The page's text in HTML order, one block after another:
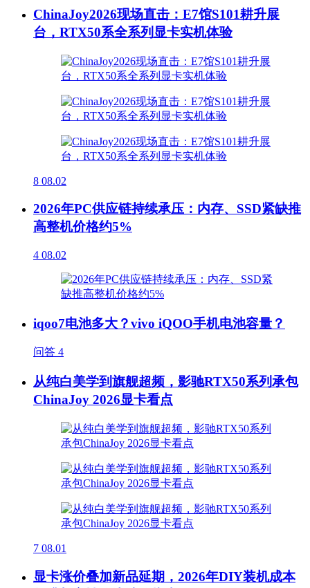
ChinaJoy2026现场直击：E7馆S101耕升展
台，RTX50系全系列显卡实机体验
8 08.02
2026年PC供应链持续承压：内存、SSD紧缺推
高整机价格约5%
4 08.02
iqoo7电池多大？vivo iQOO手机电池容量？
问答 4
从纯白美学到旗舰超频，影驰RTX50系列承包
ChinaJoy 2026显卡看点
7 08.01
显卡涨价叠加新品延期，2026年DIY装机成本